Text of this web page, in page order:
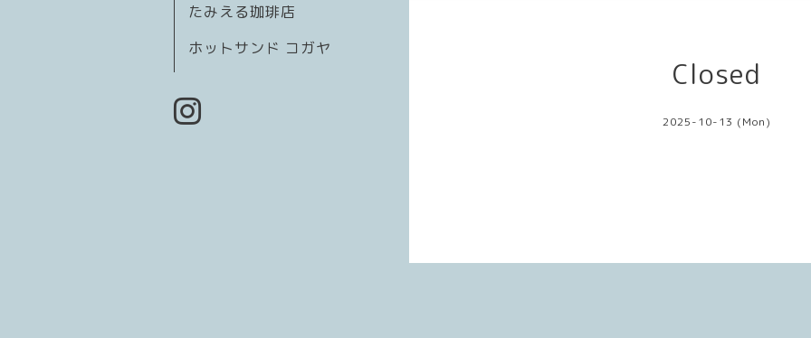
たみえる珈琲店
ホットサンド コガヤ
Closed
2025-10-13 (Mon)